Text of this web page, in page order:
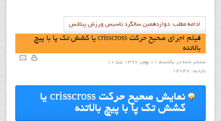
ادامه مطلب: دوازدهمين سالگرد تاسيس ورزش پيلاتس
فيلم اجراي صحيح حركت crisscross يا كشش تك پا با پيچ
بالاتنه
منتشر شده در یکشنبه, 01 بهمن 1396 10:55
بازدید: 14748
نمايش صحيح حركت crisscross يا
كشش تك پا با پيچ بالاتنه